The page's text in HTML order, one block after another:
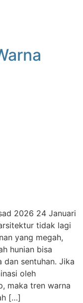
2026 24 Januari
tidak lagi
yang megah,
hunian bisa
dan sentuhan. Jika
oleh
maka tren warna
[…]